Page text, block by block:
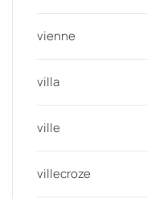
vienne
villa
ville
villecroze